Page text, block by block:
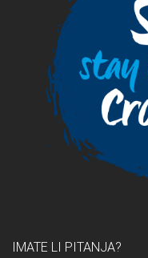
IMATE LI PITANJA?